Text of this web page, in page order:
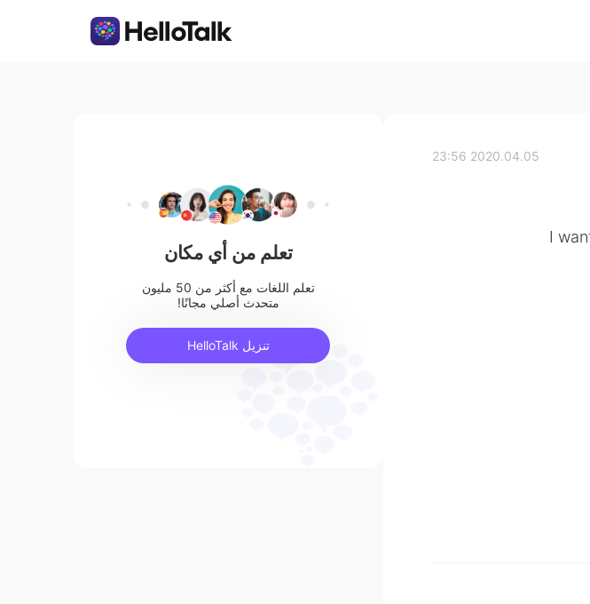
2020.04.05 23:56
I
تعلم من أي مكان
تعلم اللغات مع أكثر من 50 مليون
متحدث أصلي مجانًا!
تنزيل HelloTalk